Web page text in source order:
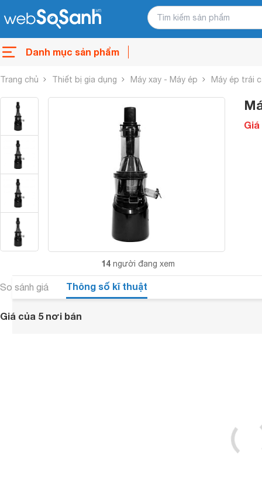
Danh mục sản phẩm
Trang chủ Thiết bị gia dụng Máy xay - Máy ép Máy ép trái
14 người đang xem
Giá
So sánh giá Thông số kĩ thuật
Giá của 5 nơi bán